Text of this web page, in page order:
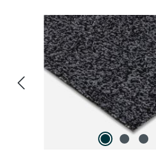
Bildergalerie überspringen